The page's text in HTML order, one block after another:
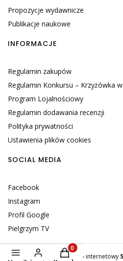
Propozycje wydawnicze
Publikacje naukowe
INFORMACJE
Regulamin zakupów
Regulamin Konkursu – Krzyżówka
Program Lojalnościowy
Regulamin dodawania recenzji
Polityka prywatności
Ustawienia plików cookies
SOCIAL MEDIA
Facebook
Instagram
Profil Google
Pielgrzym TV
Sklep internetowy
Produkty w